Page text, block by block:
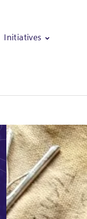
Initiatives